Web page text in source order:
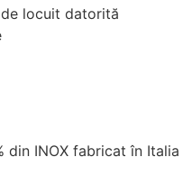
locuit datorită
din INOX fabricat în Italia